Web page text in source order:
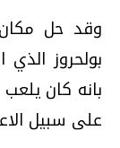
وقد حل
بولحروز
بانه كان
على سبيل